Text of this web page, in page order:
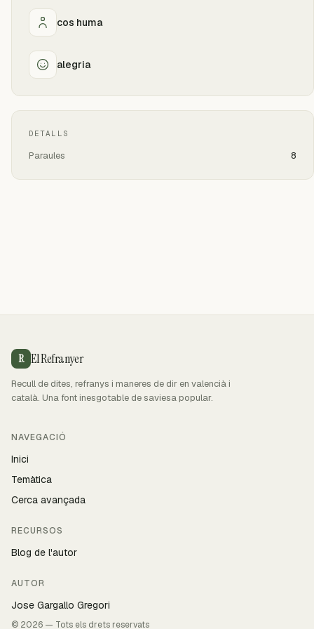
cos huma
alegria
DETALLS
Paraules 8
R El Refranyer
Recull de dites, refranys i maneres de dir en valencià i
català. Una font inesgotable de saviesa popular.
NAVEGACIÓ
Inici
Temàtica
Cerca avançada
RECURSOS
Blog de l'autor
AUTOR
Jose Gargallo Gregori
© 2026 — Tots els drets reservats